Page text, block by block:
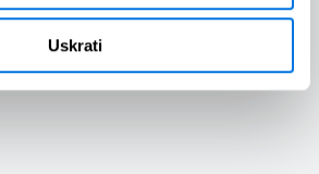
Uskrati